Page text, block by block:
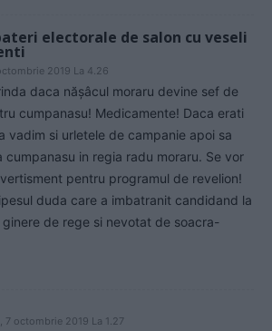
electorale de salon cu veseli
2019 La 4.26
daca năşâcul moraru devine sef de
cumpanasu! Medicamente! Daca erati
vadim si urletele de campanie apoi sa
cumpanasu in regia radu moraru. Se vor
pentru programul de revelion!
duda care a imbatranit candidand la
de rege si nevotat de soacra-
7 octombrie 2019 La 1.27